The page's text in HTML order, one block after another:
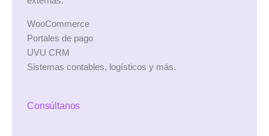
WooCommerce
Portales de pago
UVU CRM
Sistemas contables, logísticos y más.
Consúltanos